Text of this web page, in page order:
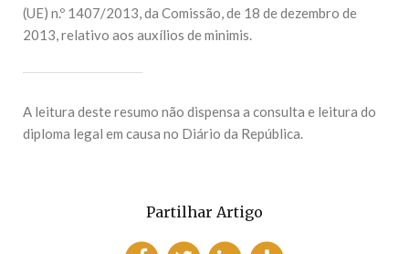
(UE) n.º 1407/2013, da Comissão, de 18 de dezembro de
2013, relativo aos auxílios de minimis.
A leitura deste resumo não dispensa a consulta e leitura do
diploma legal em causa no Diário da República.
Partilhar Artigo